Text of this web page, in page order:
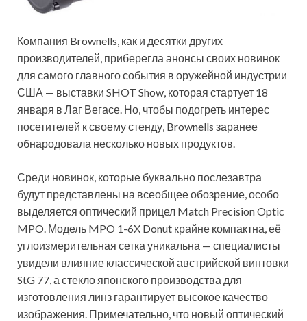
Компания Brownells, как и десятки других
производителей, приберегла анонсы своих новинок
для самого главного события в оружейной индустрии
США — выставки SHOT Show, которая стартует 18
января в Лаг Вегасе. Но, чтобы подогреть интерес
посетителей к своему стенду, Brownells заранее
обнародовала несколько новых продуктов.
Среди новинок, которые буквально послезавтра
будут представлены на всеобщее обозрение, особо
выделяется оптический прицел Match Precision Optic
MPO. Модель MPO 1-6X Donut крайне компактна, её
углоизмерительная сетка уникальна — специалисты
увидели влияние классической австрийской винтовки
StG 77, а стекло японского производства для
изготовления линз гарантирует высокое качество
изображения. Примечательно, что новый оптический